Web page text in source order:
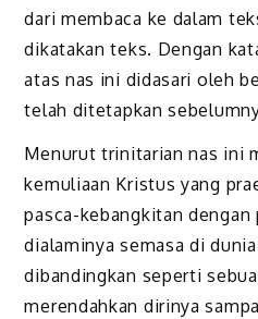
dari membaca ke dalam
dikatakan teks. Dengan
atas nas ini didasari oleh
telah ditetapkan
Menurut trinitarian nas ini
kemuliaan Kristus yang
pasca-kebangkitan dengan
dialaminya semasa di
dibandingkan seperti
merendahkan dirinya